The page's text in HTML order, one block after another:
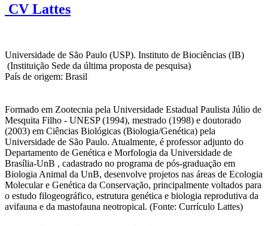
CV Lattes
Universidade de São Paulo (USP). Instituto de Biociências (IB)
(Instituição Sede da última proposta de pesquisa)
País de origem: Brasil
Formado em Zootecnia pela Universidade Estadual Paulista Júlio de
Mesquita Filho - UNESP (1994), mestrado (1998) e doutorado
(2003) em Ciências Biológicas (Biologia/Genética) pela
Universidade de São Paulo. Atualmente, é professor adjunto do
Departamento de Genética e Morfologia da Universidade de
Brasília-UnB , cadastrado no programa de pós-graduação em
Biologia Animal da UnB, desenvolve projetos nas áreas de Ecologia
Molecular e Genética da Conservação, principalmente voltados para
o estudo filogeográfico, estrutura genética e biologia reprodutiva da
avifauna e da mastofauna neotropical. (Fonte: Currículo Lattes)